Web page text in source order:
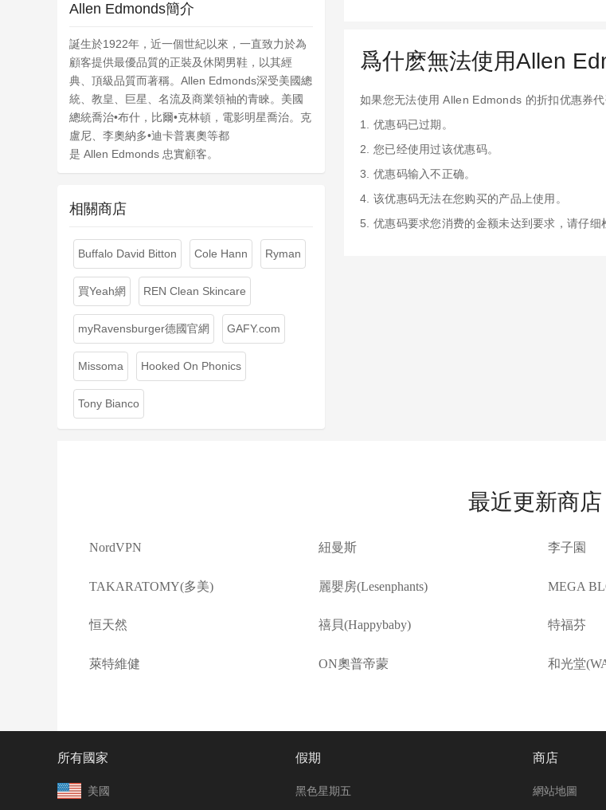
爲什麽無法使用Allen
如果您无法使用 Allen Edmonds 的折扣优惠券
1. 优惠码已过期。
2. 您已经使用过该优惠码。
3. 优惠码输入不正确。
4. 该优惠码无法在您购买的产品上使用。
5. 优惠码要求您消费的金额未达到要求，请仔
Allen Edmonds簡介
誕生於1922年，近一個世紀以來，一直致力於為
顧客提供最優品質的正裝及休閑男鞋，以其經
典、頂級品質而著稱。Allen Edmonds深受美國總
統、教皇、巨星、名流及商業領袖的青睞。美國
總統喬治•布什，比爾•克林頓，電影明星喬治。克
盧尼、李奧納多•迪卡普裏奧等都
是 Allen Edmonds 忠實顧客。
相關商店
Buffalo David Bitton Cole Hann Ryman
買Yeah網 REN Clean Skincare
myRavensburger德國官網 GAFY.com
Missoma Hooked On Phonics
Tony Bianco
最近更新商店
NordVPN 紐曼斯 李子園
TAKARATOMY(多美) 麗嬰房(Lesenphants) MEGA
恒天然 禧貝(Happybaby) 特福芬
萊特維健 ON奧普帝蒙 和光堂
所有國家
美國
假期
黑色星期五
商店
網站地圖